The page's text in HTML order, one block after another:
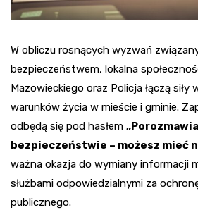
W obliczu rosnących wyzwań
bezpieczeństwem, lokalna
Mazowieckiego oraz Policja łączą siły
warunków życia w mieście i gminie.
odbędą się pod hasłem
bezpieczeństwie – możesz mieć
ważna okazja do wymiany informacji
służbami odpowiedzialnymi za
publicznego.